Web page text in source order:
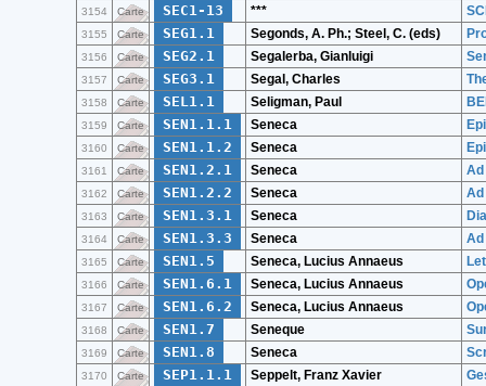
3154 Carte SEC1-13 ***
3155 Carte SEG1.1 Segonds, A. Ph.; Steel, C. (eds)
3156 Carte SEG2.1 Segalerba, Gianluigi
3157 Carte SEG3.1 Segal, Charles
3158 Carte SEL1.1 Seligman, Paul
3159 Carte SEN1.1.1 Seneca
3160 Carte SEN1.1.2 Seneca
3161 Carte SEN1.2.1 Seneca Ad
3162 Carte SEN1.2.2 Seneca Ad
3163 Carte SEN1.3.1 Seneca
3164 Carte SEN1.3.3 Seneca Ad
3165 Carte SEN1.5 Seneca, Lucius Annaeus
3166 Carte SEN1.6.1 Seneca, Lucius Annaeus
3167 Carte SEN1.6.2 Seneca, Lucius Annaeus
3168 Carte SEN1.7 Seneque
3169 Carte SEN1.8 Seneca
3170 Carte SEP1.1.1 Seppelt, Franz Xavier